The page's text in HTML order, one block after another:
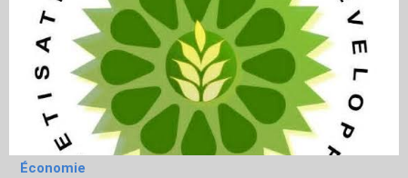
Économie